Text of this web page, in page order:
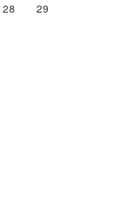
28
29